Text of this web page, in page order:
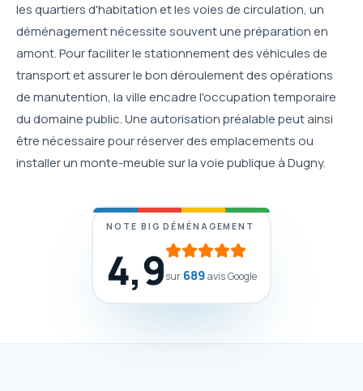
les quartiers d'habitation et les voies de circulation, un
déménagement nécessite souvent une préparation en
amont. Pour faciliter le stationnement des véhicules de
transport et assurer le bon déroulement des opérations
de manutention, la ville encadre l'occupation temporaire
du domaine public. Une autorisation préalable peut ainsi
être nécessaire pour réserver des emplacements ou
installer un monte-meuble sur la voie publique à Dugny.
NOTE BIG DÉMÉNAGEMENT
4,9sur689avis Google